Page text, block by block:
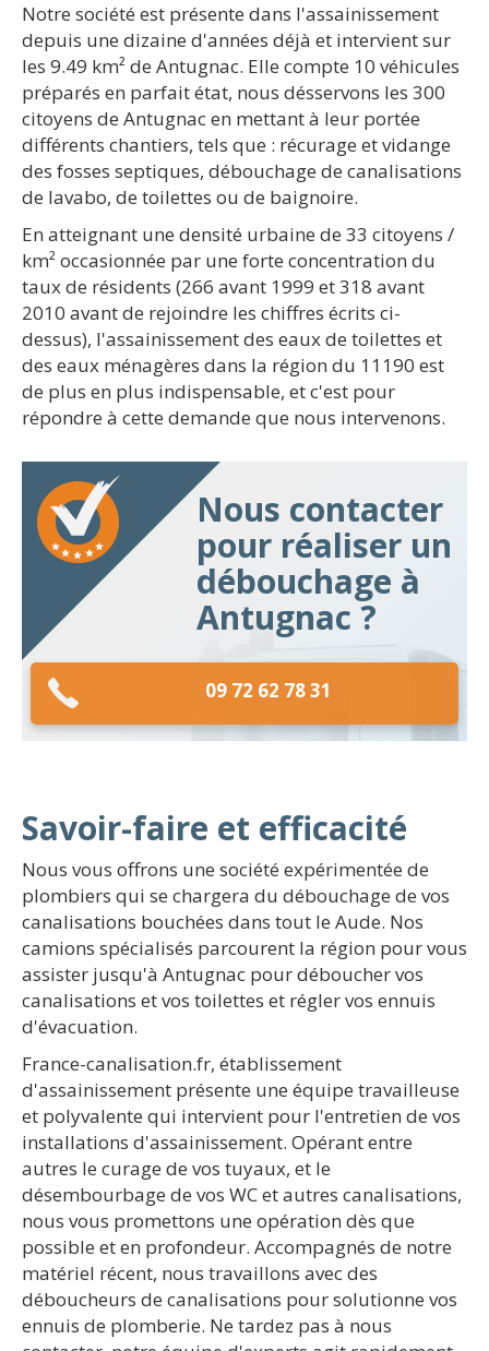
Notre société est présente dans l'assainissement
depuis une dizaine d'années déjà et intervient sur
les 9.49 km² de Antugnac. Elle compte 10 véhicules
préparés en parfait état, nous désservons les 300
citoyens de Antugnac en mettant à leur portée
différents chantiers, tels que : récurage et vidange
des fosses septiques, débouchage de canalisations
de lavabo, de toilettes ou de baignoire.
En atteignant une densité urbaine de 33 citoyens /
km² occasionnée par une forte concentration du
taux de résidents (266 avant 1999 et 318 avant
2010 avant de rejoindre les chiffres écrits ci-
dessus), l'assainissement des eaux de toilettes et
des eaux ménagères dans la région du 11190 est
de plus en plus indispensable, et c'est pour
répondre à cette demande que nous intervenons.
Nous contacter
pour réaliser un
débouchage à
Antugnac ?
09 72 62 78 31
Savoir-faire et efficacité
Nous vous offrons une société expérimentée de
plombiers qui se chargera du débouchage de vos
canalisations bouchées dans tout le Aude. Nos
camions spécialisés parcourent la région pour vous
assister jusqu'à Antugnac pour déboucher vos
canalisations et vos toilettes et régler vos ennuis
d'évacuation.
France-canalisation.fr, établissement
d'assainissement présente une équipe travailleuse
et polyvalente qui intervient pour l'entretien de vos
installations d'assainissement. Opérant entre
autres le curage de vos tuyaux, et le
désembourbage de vos WC et autres canalisations,
nous vous promettons une opération dès que
possible et en profondeur. Accompagnés de notre
matériel récent, nous travaillons avec des
déboucheurs de canalisations pour solutionne vos
ennuis de plomberie. Ne tardez pas à nous